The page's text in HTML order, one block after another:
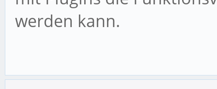
werden kann.